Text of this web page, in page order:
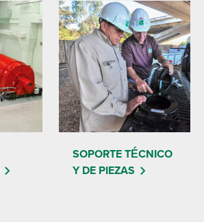
SOPORTE TÉCNICO
Y DE PIEZAS